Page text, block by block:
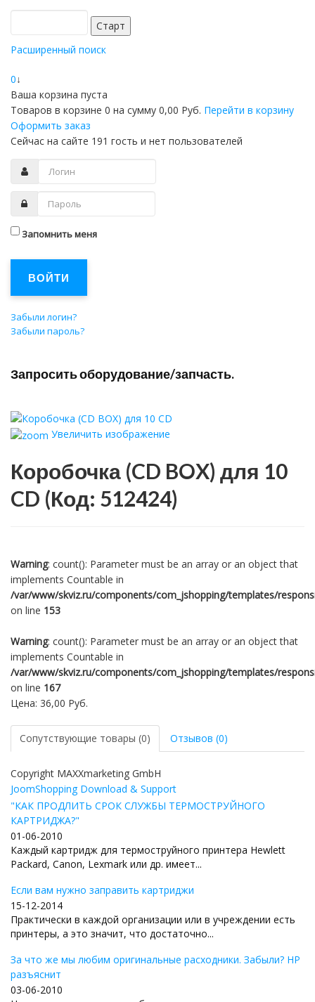
Расширенный поиск
0↓
Ваша корзина пуста
Товаров в корзине 0 на сумму 0,00 Руб. Перейти в корзину
Оформить заказ
Сейчас на сайте 191 гость и нет пользователей
Запомнить меня
ВОЙТИ
Забыли логин?
Забыли пароль?
Запросить оборудование/запчасть.
Увеличить изображение
Коробочка (CD BOX) для 10
CD (Код: 512424)
Warning: count(): Parameter must be an array or an object that
implements Countable in
/var/www/skviz.ru/components/com_jshopping/templates/
on line 153
Warning: count(): Parameter must be an array or an object that
implements Countable in
/var/www/skviz.ru/components/com_jshopping/templates/
on line 167
Цена: 36,00 Руб.
Сопутствующие товары (0) Отзывов (0)
Copyright MAXXmarketing GmbH
JoomShopping Download & Support
"КАК ПРОДЛИТЬ СРОК СЛУЖБЫ ТЕРМОСТРУЙНОГО
КАРТРИДЖА?"
01-06-2010
Каждый картридж для термоструйного принтера Hewlett
Packard, Canon, Lexmark или др. имеет...
Если вам нужно заправить картриджи
15-12-2014
Практически в каждой организации или в учреждении есть
принтеры, а это значит, что достаточно...
За что же мы любим оригинальные расходники. Забыли? HP
разъяснит
03-06-2010